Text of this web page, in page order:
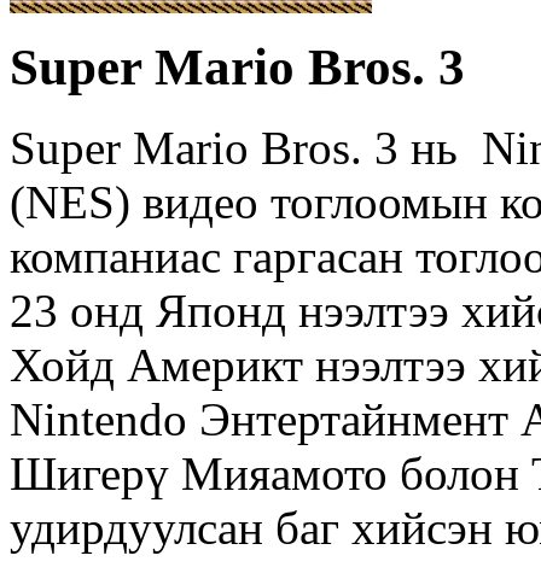
Super Mario Bros. 3
Super Mario Bros. 3 нь
(NES) видео тоглоомын
компаниас гаргасан
23 онд Японд нээлтээ
Хойд Америкт нээлтээ
Nintendo Энтертайнмент
Шигерү Мияамото болон
удирдуулсан баг хийсэн